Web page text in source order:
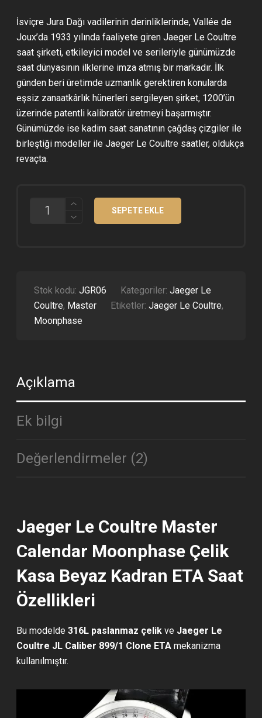
aldı
İsviçre Jura Dağı vadilerinin derinliklerinde, Vallée de
Joux’da 1933 yılında faaliyete giren Jaeger Le Coultre
saat şirketi, etkileyici model ve serileriyle günümüzde
saat dünyasının ilklerine imza atmış bir markadır. İlk
günden beri üretimde uzmanlık gerektiren konularda
eşsiz zanaatkârlık hünerleri sergileyen şirket, 1200’ün
üzerinde patentli kalibratör üretmeyi başarmıştır.
Günümüzde ise kadim saat sanatının çağdaş çizgiler ile
birleştiği modeller ile Jaeger Le Coultre saatler, oldukça
revaçta.
BEYAZ
KADRAN
ETA
ADET
SEPETE EKLE
Stok kodu:JGR06 Kategoriler:Jaeger Le
Coultre, Master Etiketler:Jaeger Le Coultre,
Moonphase
Açıklama
Ek bilgi
Değerlendirmeler (2)
Jaeger Le Coultre Master
Calendar Moonphase Çelik
Kasa Beyaz Kadran ETA Saat
Özellikleri
Bu modelde316L paslanmaz çelik ve Jaeger Le
Coultre JL Caliber 899/1 Clone ETA mekanizma
kullanılmıştır.